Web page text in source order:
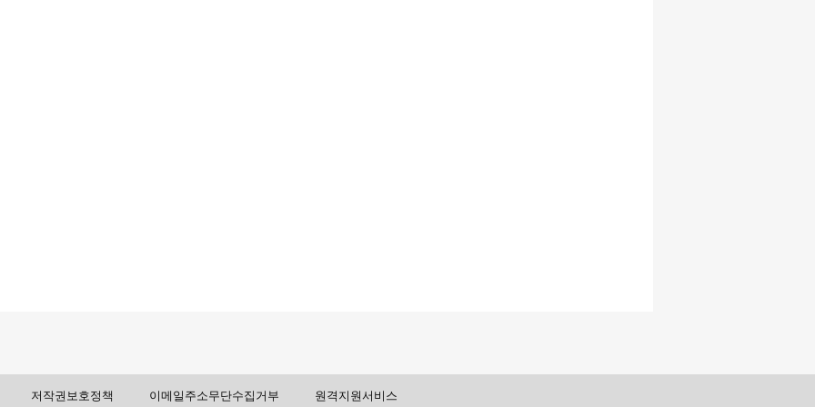
저작권보호정책 이메일주소무단수집거부 원격지원서비스